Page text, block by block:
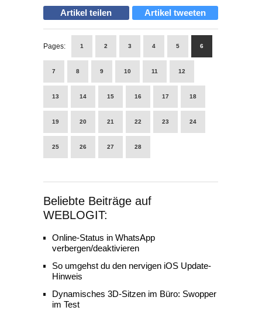
Artikel teilen Artikel tweeten
Pages: 1 2 3 4 5 6
7 8 9 10 11 12
13 14 15 16 17 18
19 20 21 22 23 24
25 26 27 28
Beliebte Beiträge auf
WEBLOGIT:
Online-Status in WhatsApp
verbergen/deaktivieren
So umgehst du den nervigen iOS Update-
Hinweis
Dynamisches 3D-Sitzen im Büro: Swopper
im Test